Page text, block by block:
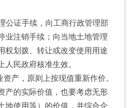
公证手续，向工商行政管理部
业注销手续；向当地土地管理
权划拨、转让或改变使用用途
人民政府核准生效。
产，原则上按现值重新作价。
产的实际价值，也要考虑无形
地使用等）的价值，并综合企